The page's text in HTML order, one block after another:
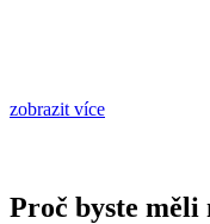
zobrazit více
Proč byste